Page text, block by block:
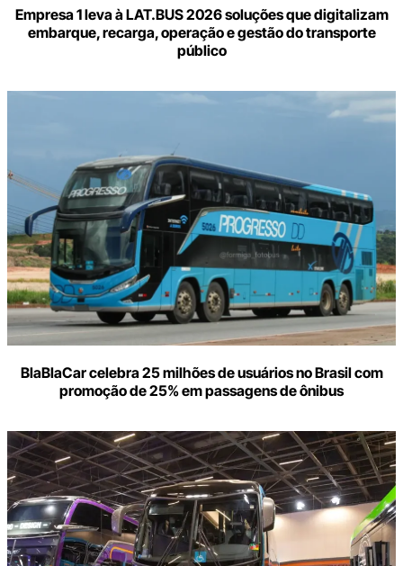
Empresa 1 leva à LAT.BUS 2026 soluções que digitalizam
embarque, recarga, operação e gestão do transporte
público
BlaBlaCar celebra 25 milhões de usuários no Brasil com
promoção de 25% em passagens de ônibus